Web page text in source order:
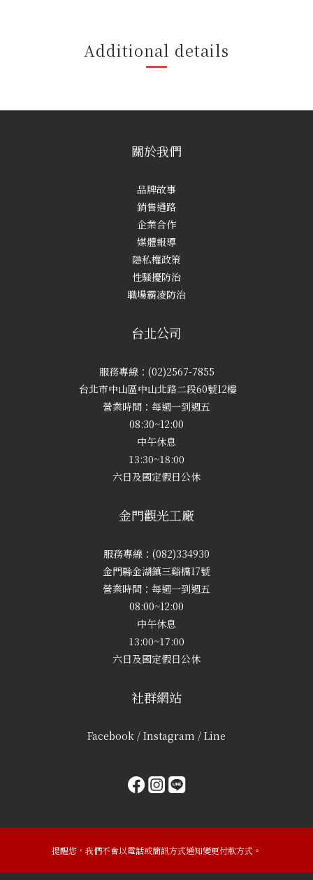
Additional details
關於我們
品牌故事
銷售通路
企業合作
媒體報導
隱私權政策
性騷擾防治
職場霸凌防治
台北公司
服務專線：(02)2567-7855
台北市中山區中山北路二段60號12樓
營業時間：每週一到週五
08:30~12:00
中午休息
13:30~18:00
六日及國定假日公休
金門觀光工廠
服務專線：(082)334930
金門縣金湖鎮三谿橋17號
營業時間：每週一到週五
08:00~12:00
中午休息
13:00~17:00
六日及國定假日公休
社群網站
Facebook / Instagram / Line
提醒您，我們不會以電話或簡訊方式通知變更付款方式。